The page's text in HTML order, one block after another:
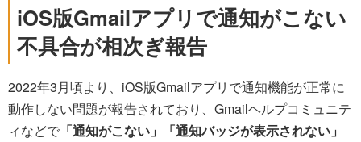
iOS版Gmailアプリで通知がこない
不具合が相次ぎ報告
2022年3月頃より、iOS版Gmailアプリで通知機能が正常に
動作しない問題が報告されており、Gmailヘルプコミュニテ
ィなどで 「通知がこない」「通知バッジが表示されない」